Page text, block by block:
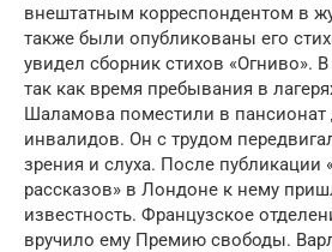
внештатным корреспондентом в
также были опубликованы его
увидел сборник стихов «Огниво».
так как время пребывания в
Шаламова поместили в пансионат
инвалидов. Он с трудом
зрения и слуха. После
рассказов» в Лондоне к нему
известность. Французское
вручило ему Премию свободы.